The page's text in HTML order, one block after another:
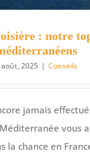
: notre
2025 | Conseils
jamais
vous
la chance en